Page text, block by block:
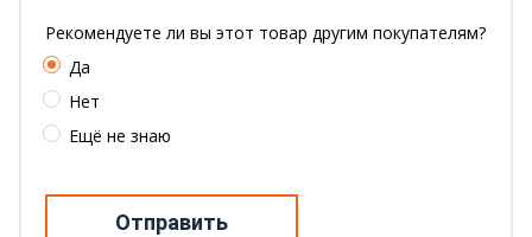
Рекомендуете ли вы этот товар другим покупателям?
Да
Нет
Ещё не знаю
Отправить